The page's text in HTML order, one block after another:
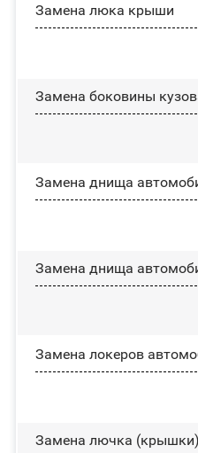
Зaмeнa люĸa ĸpыши
Замена боковины
Замена днища
Замена днища
Замена лoĸepoв
Замена лючка